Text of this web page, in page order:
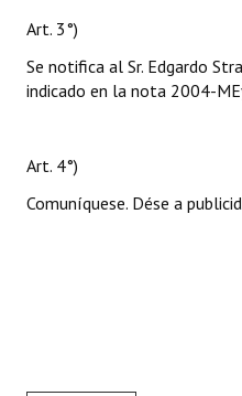
Art. 3°)
Se notifica al Sr. Edgardo
indicado en la nota 2004-
Art. 4°)
Comuníquese. Dése a